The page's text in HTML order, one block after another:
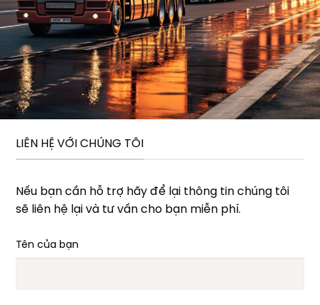
LIÊN HỆ VỚI CHÚNG TÔI
Nếu bạn cần hỗ trợ hãy để lại thông tin chúng tôi
sẽ liên hệ lại và tư vấn cho bạn miễn phí.
Tên của bạn